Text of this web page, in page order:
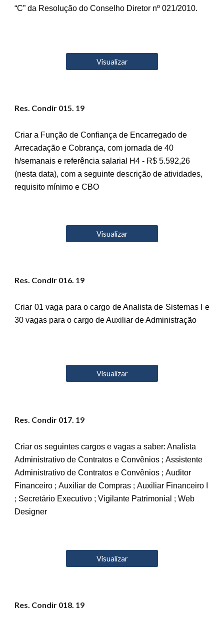
“C” da Resolução do Conselho Diretor nº 021/2010.
Visualizar
Res. Condir 015. 19
Criar a Função de Confiança de Encarregado de
Arrecadação e Cobrança, com jornada de 40
h/semanais e referência salarial H4 - R$ 5.592,26
(nesta data), com a seguinte descrição de atividades,
requisito mínimo e CBO
Visualizar
Res. Condir 016. 19
Criar 01 vaga para o cargo de Analista de Sistemas I e
30 vagas para o cargo de Auxiliar de Administração
Visualizar
Res. Condir 017. 19
Criar os seguintes cargos e vagas a saber: Analista
Administrativo de Contratos e Convênios ;Assistente
Administrativo de Contratos e Convênios ;Auditor
Financeiro ;Auxiliar de Compras ;Auxiliar Financeiro I
; Secretário Executivo ; Vigilante Patrimonial ;Web
Designer
Visualizar
Res. Condir 018. 19